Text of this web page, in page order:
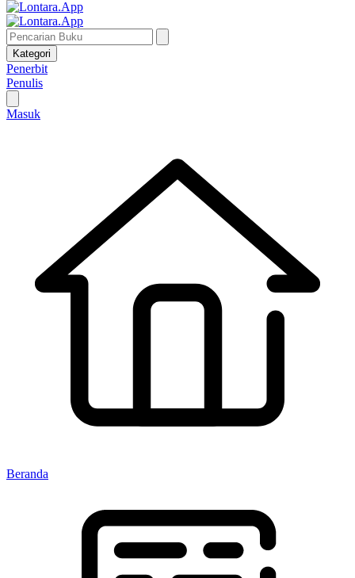
Kategori
Penerbit
Penulis
Masuk
Beranda